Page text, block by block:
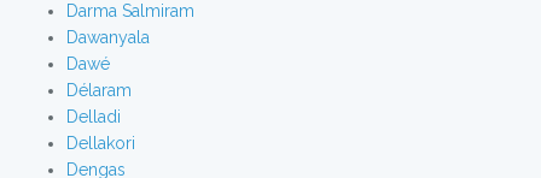
Darma Salmiram
Dawanyala
Dawé
Délaram
Delladi
Dellakori
Dengas